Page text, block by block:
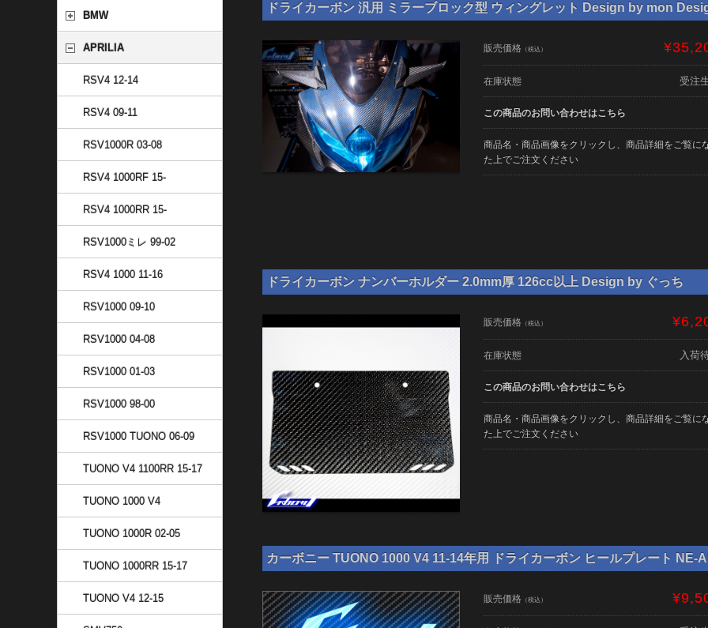
ドライカーボン 汎用 ミラーブロック型 ウィングレット Design by mon
販売価格 （税込）
在庫状態 受注
この商品のお問い合わせはこちら
商品名・商品画像をクリックし、商品詳細をご覧に
た上でご注文ください
ドライカーボン ナンバーホルダー 2.0mm厚 126cc以上 Design by ぐっち
販売価格 （税込）
在庫状態 入荷
この商品のお問い合わせはこちら
商品名・商品画像をクリックし、商品詳細をご覧に
た上でご注文ください
カーボニー TUONO 1000 V4 11-14年用 ドライカーボン ヒールプレート NE-
販売価格 （税込）
BMW
APRILIA
RSV4 12-14
RSV4 09-11
RSV1000R 03-08
RSV4 1000RF 15-
RSV4 1000RR 15-
RSV1000ミレ 99-02
RSV4 1000 11-16
RSV1000 09-10
RSV1000 04-08
RSV1000 01-03
RSV1000 98-00
RSV1000 TUONO 06-09
TUONO V4 1100RR 15-17
TUONO 1000 V4
TUONO 1000R 02-05
TUONO 1000RR 15-17
TUONO V4 12-15